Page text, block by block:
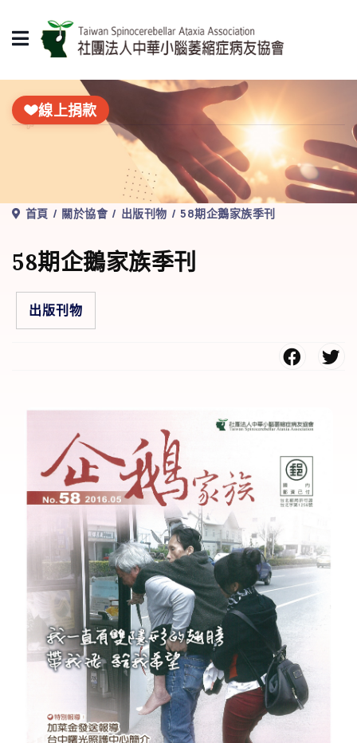
線上捐款
首頁 關於協會 出版刊物 58期企鵝家族季刊
58期企鵝家族季刊
出版刊物